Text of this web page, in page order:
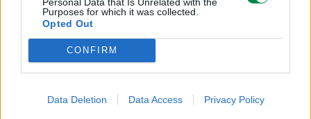
Purposes for which it was collected.
Opted Out
CONFIRM
Data Deletion Data Access Privacy Policy